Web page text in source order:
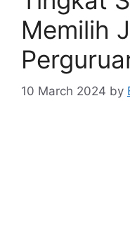
Memilih
10 March 2024 by